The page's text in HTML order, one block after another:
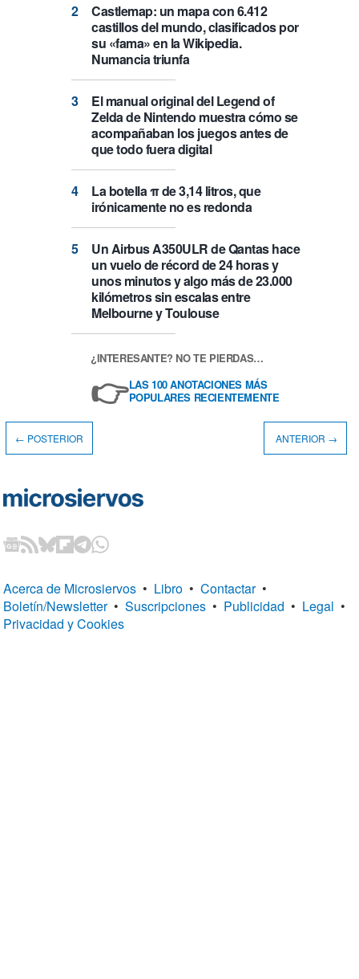
Castlemap: un mapa con 6.412
castillos del mundo, clasificados por
su «fama» en la Wikipedia.
Numancia triunfa
El manual original del Legend of
Zelda de Nintendo muestra cómo se
acompañaban los juegos antes de
que todo fuera digital
La botella π de 3,14 litros, que
irónicamente no es redonda
Un Airbus A350ULR de Qantas hace
un vuelo de récord de 24 horas y
unos minutos y algo más de 23.000
kilómetros sin escalas entre
Melbourne y Toulouse
¿INTERESANTE? NO TE PIERDAS…
👉LAS 100 ANOTACIONES MÁS
POPULARES RECIENTEMENTE
← POSTERIOR ANTERIOR →
Acerca de Microsiervos • Libro • Contactar •
Boletín/Newsletter • Suscripciones • Publicidad • Legal •
Privacidad y Cookies